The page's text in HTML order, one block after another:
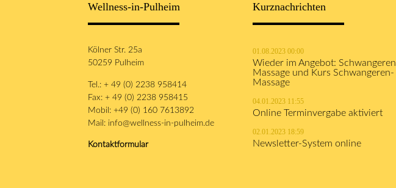
Wellness-in-Pulheim
Kölner Str. 25a
50259 Pulheim
Tel.: + 49 (0) 2238 958414
Fax: + 49 (0) 2238 958415
Mobil: +49 (0) 160 7613892
Mail: info@wellness-in-pulheim.de
Kontaktformular
Kurznachrichten
01.08.2023 00:00
Wieder im Angebot:
Massage und Kurs Schwangeren-
Massage
04.01.2023 11:55
Online Terminvergabe aktiviert
02.01.2023 18:59
Newsletter-System online